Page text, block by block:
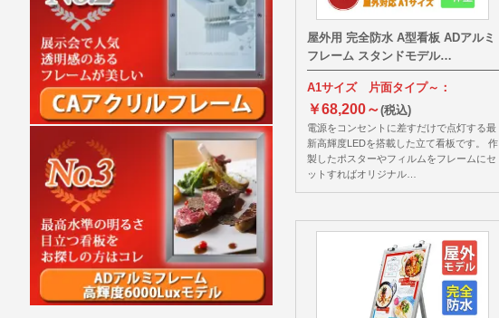
屋外用 完全防水 A型看板 ADアルミ
フレーム スタンドモデル…
A1サイズ 片面タイプ～：
￥68,200～(税込)
電源をコンセントに差すだけで点灯する最
新高輝度LEDを搭載した立て看板です。 作
製したポスターやフィルムをフレームにセ
ットすればオリジナル…